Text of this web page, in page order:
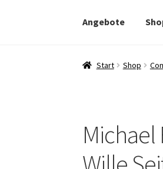
Angebote
Start Shop